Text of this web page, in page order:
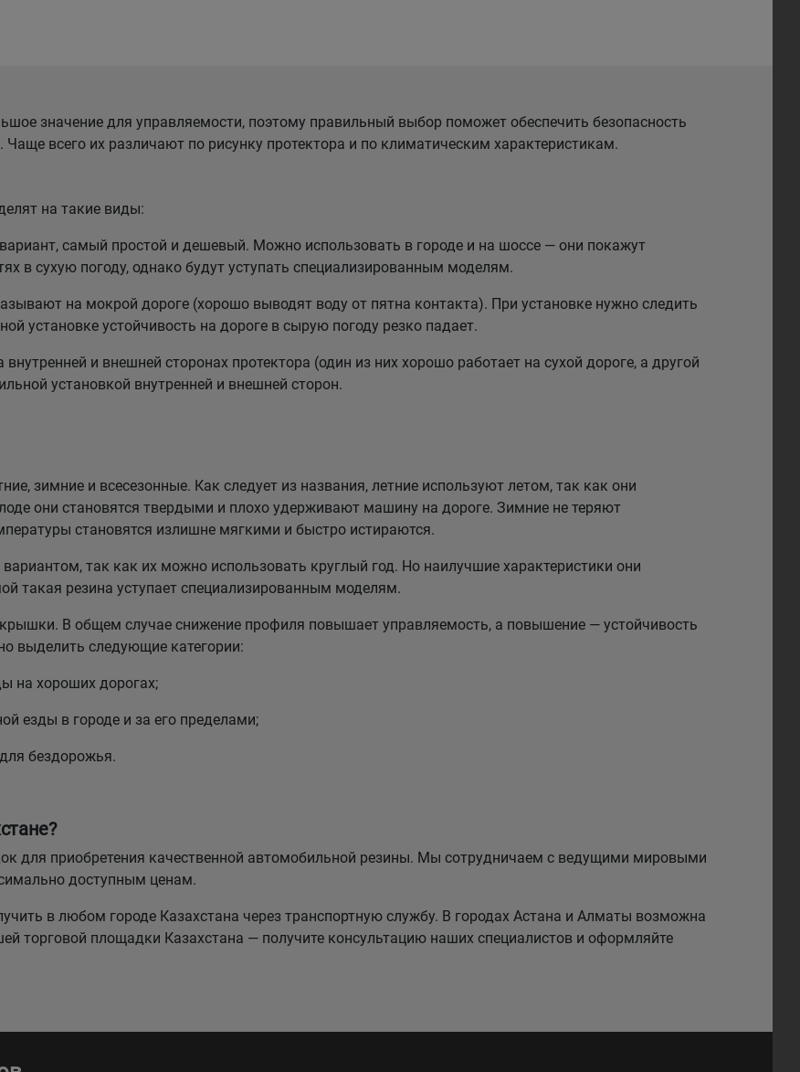
значение для управляемости, поэтому правильный выбор поможет обеспечить безопасность
всего их различают по рисунку протектора и по климатическим характеристикам.
на такие виды:
самый простой и дешевый. Можно использовать в городе и на шоссе — они покажут
в сухую погоду, однако будут уступать специализированным моделям.
на мокрой дороге (хорошо выводят воду от пятна контакта). При установке нужно следить
установке устойчивость на дороге в сырую погоду резко падает.
и внешней сторонах протектора (один из них хорошо работает на сухой дороге, а другой
установкой внутренней и внешней сторон.
зимние и всесезонные. Как следует из названия, летние используют летом, так как они
они становятся твердыми и плохо удерживают машину на дороге. Зимние не теряют
становятся излишне мягкими и быстро истираются.
так как их можно использовать круглый год. Но наилучшие характеристики они
такая резина уступает специализированным моделям.
В общем случае снижение профиля повышает управляемость, а повышение — устойчивость
выделить следующие категории:
на хороших дорогах;
езды в городе и за его пределами;
бездорожья.
для приобретения качественной автомобильной резины. Мы сотрудничаем с ведущими мировыми
доступным ценам.
в любом городе Казахстана через транспортную службу. В городах Астана и Алматы возможна
торговой площадки Казахстана — получите консультацию наших специалистов и оформляйте